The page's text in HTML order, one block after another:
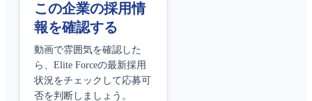
この企業の採用情
報を確認する
動画で雰囲気を確認した
ら、 Elite Forceの最新採用
状況をチェックして応募可
否を判断しましょう。